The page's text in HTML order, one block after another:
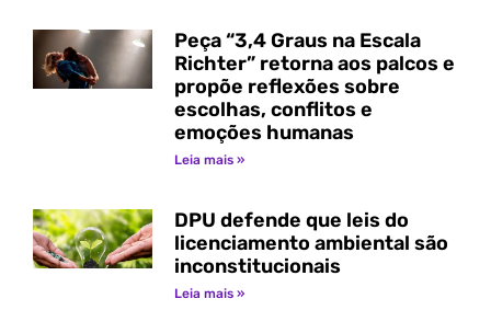
Peça “3,4 Graus na Escala
Richter” retorna aos palcos e
propõe reflexões sobre
escolhas, conflitos e
emoções humanas
Leia mais »
DPU defende que leis do
licenciamento ambiental são
inconstitucionais
Leia mais »